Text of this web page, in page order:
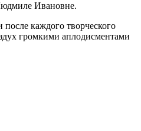
Ивановне.
каждого творческого
громкими аплодисментами